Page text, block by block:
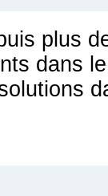
plus
dans